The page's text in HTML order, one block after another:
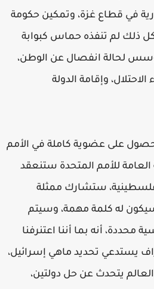
في قطاع غزة، وتمكين حكومة
ذلك لم تنفذه حماس كبوابة
لحالة انفصال عن الوطن،
وإقامة الدولة
على عضوية كاملة في الأمم
للأمم المتحدة ستنعقد
ستشارك ممثلة
له كلمة مهمة، وسيتم
محددة، أنه بما أننا اعتنرفنا
يستدعي تحديد ماهي إسرائيل،
يتحدث عن حل دولتين،